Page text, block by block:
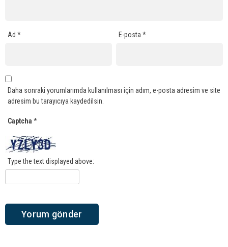
Ad * E-posta*
Daha sonraki yorumlarımda kullanılması için adım, e-posta adresim ve site
adresim bu tarayıcıya kaydedilsin.
Captcha *
Type the text displayed above: